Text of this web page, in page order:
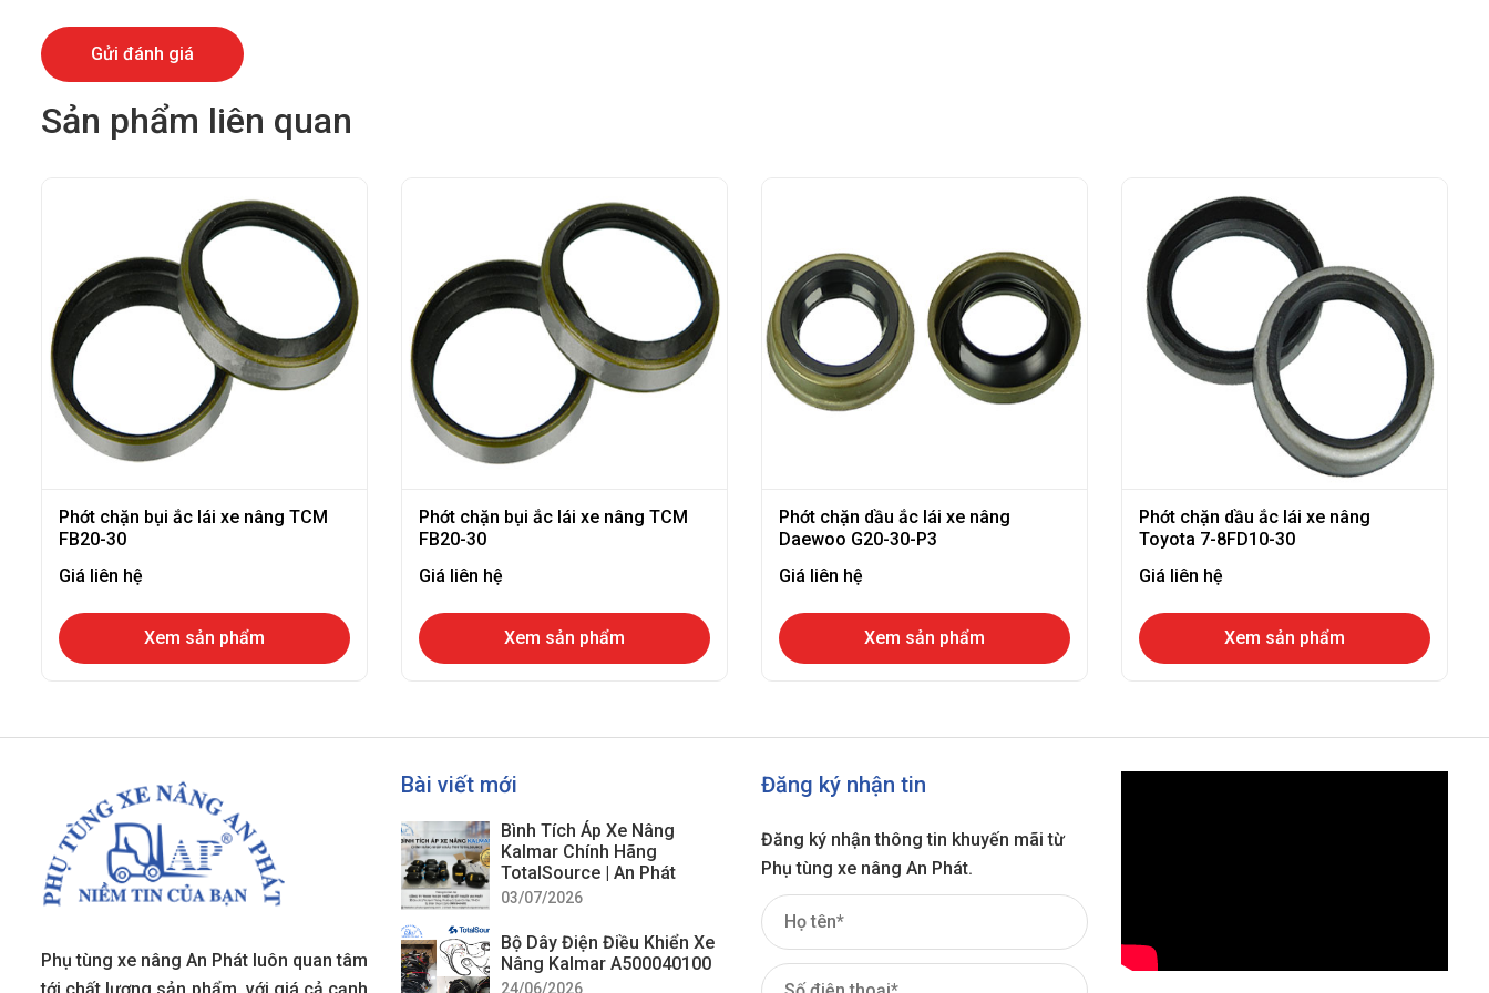
Sản phẩm liên quan
Phớt chặn bụi ắc lái xe nâng TCM
FB20-30
Giá liên hệ
Xem sản phẩm
Phớt chặn bụi ắc lái xe nâng TCM
FB20-30
Giá liên hệ
Xem sản phẩm
Phớt chặn dầu ắc lái xe nâng
Daewoo G20-30-P3
Giá liên hệ
Xem sản phẩm
Phớt chặn dầu ắc lái xe nâng
Toyota 7-8FD10-30
Giá liên hệ
Xem sản phẩm
Phụ tùng xe nâng An Phát luôn quan tâm
Bài viết mới
Bình Tích Áp Xe Nâng
Kalmar Chính Hãng
TotalSource | An Phát
03/07/2026
Bộ Dây Điện Điều Khiển Xe
Nâng Kalmar A500040100
24/06/2026
Đăng ký nhận tin
Đăng ký nhận thông tin khuyến mãi từ
Phụ tùng xe nâng An Phát.